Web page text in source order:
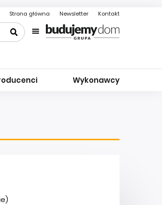
Strona główna Newsletter Kontakt
Wykonawcy